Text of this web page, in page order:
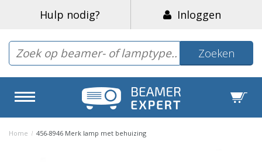
Hulp nodig? Inloggen
Zoeken
Home / 456-8946 Merk lamp met behuizing